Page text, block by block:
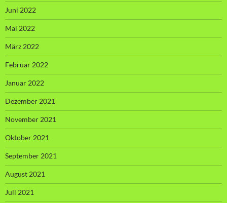
Juni 2022
Mai 2022
März 2022
Februar 2022
Januar 2022
Dezember 2021
November 2021
Oktober 2021
September 2021
August 2021
Juli 2021